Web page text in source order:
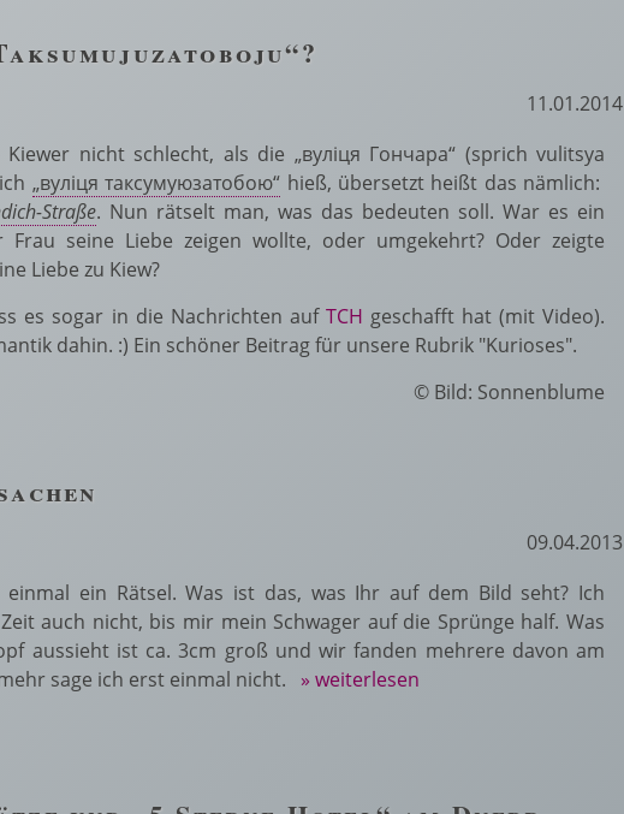
11.01.2014
nicht schlecht, als die „вуліця Гончара“ (sprich vulitsya
„вуліця таксумуюзатобою“ hieß, übersetzt heißt das nämlich:
Straße. Nun rätselt man, was das bedeuten soll. War es ein
Frau seine Liebe zeigen wollte, oder umgekehrt? Oder zeigte
Liebe zu Kiew?
es sogar in die Nachrichten auf ТСН geschafft hat (mit Video).
dahin. :) Ein schöner Beitrag für unsere Rubrik "Kurioses".
© Bild: Sonnenblume
09.04.2013
einmal ein Rätsel. Was ist das, was Ihr auf dem Bild seht? Ich
auch nicht, bis mir mein Schwager auf die Sprünge half. Was
aussieht ist ca. 3cm groß und wir fanden mehrere davon am
sage ich erst einmal nicht. » weiterlesen